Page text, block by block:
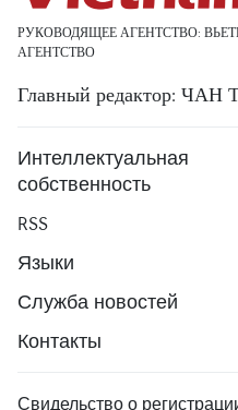
РУКОВОДЯЩЕЕ АГЕНТСТВО:
АГЕНТСТВО
Главный редактор:
Интеллектуальная
собственность
RSS
Языки
Служба новостей
Контакты
Свидельство о